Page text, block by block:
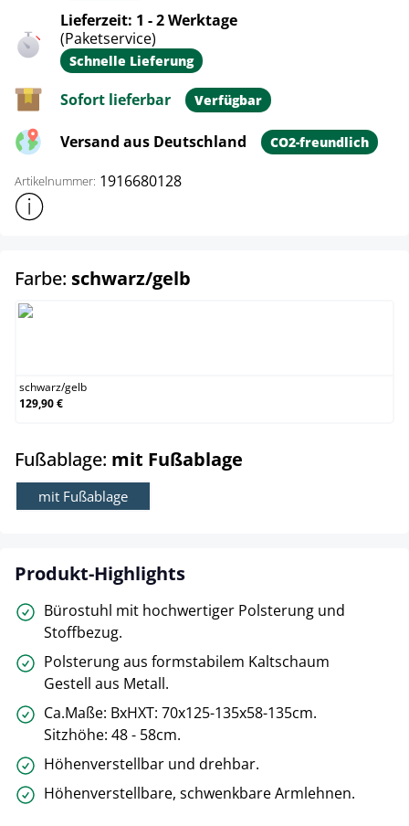
Lieferzeit: 1 - 2 Werktage
(Paketservice)
Schnelle Lieferung
Sofort lieferbar Verfügbar
Versand aus Deutschland CO2-freundlich
Artikelnummer: 1916680128
Weitere Produktinformationen anzeigen
Farbe: schwarz/gelb
schwarz/gelb
129,90 €
Fußablage: mit Fußablage
mit Fußablage
Produkt-Highlights
Bürostuhl mit hochwertiger Polsterung und
Stoffbezug.
Polsterung aus formstabilem Kaltschaum
Gestell aus Metall.
Ca.Maße: BxHXT: 70x125-135x58-135cm.
Sitzhöhe: 48 - 58cm.
Höhenverstellbar und drehbar.
Höhenverstellbare, schwenkbare Armlehnen.